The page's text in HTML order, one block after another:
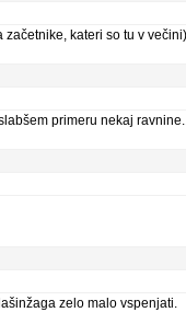
kateri so tu v
primeru nekaj
zelo malo vspenjati.